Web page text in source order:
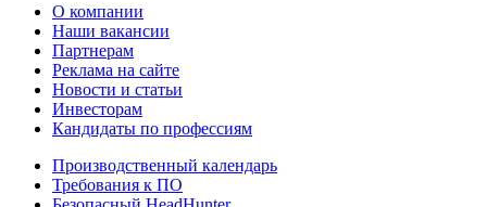
О компании
Наши вакансии
Партнерам
Реклама на сайте
Новости и статьи
Инвесторам
Кандидаты по профессиям
Производственный календарь
Требования к ПО